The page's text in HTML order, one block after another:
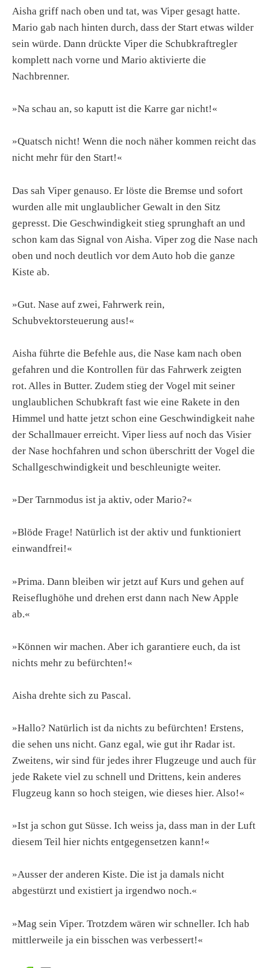
Aisha griff nach oben und tat, was Viper gesagt hatte.
Mario gab nach hinten durch, dass der Start etwas wilder
sein würde. Dann drückte Viper die Schubkraftregler
komplett nach vorne und Mario aktivierte die
Nachbrenner.
»Na schau an, so kaputt ist die Karre gar nicht!«
»Quatsch nicht! Wenn die noch näher kommen reicht das
nicht mehr für den Start!«
Das sah Viper genauso. Er löste die Bremse und sofort
wurden alle mit unglaublicher Gewalt in den Sitz
gepresst. Die Geschwindigkeit stieg sprunghaft an und
schon kam das Signal von Aisha. Viper zog die Nase nach
oben und noch deutlich vor dem Auto hob die ganze
Kiste ab.
»Gut. Nase auf zwei, Fahrwerk rein,
Schubvektorsteuerung aus!«
Aisha führte die Befehle aus, die Nase kam nach oben
gefahren und die Kontrollen für das Fahrwerk zeigten
rot. Alles in Butter. Zudem stieg der Vogel mit seiner
unglaublichen Schubkraft fast wie eine Rakete in den
Himmel und hatte jetzt schon eine Geschwindigkeit nahe
der Schallmauer erreicht. Viper liess auf noch das Visier
der Nase hochfahren und schon überschritt der Vogel die
Schallgeschwindigkeit und beschleunigte weiter.
»Der Tarnmodus ist ja aktiv, oder Mario?«
»Blöde Frage! Natürlich ist der aktiv und funktioniert
einwandfrei!«
»Prima. Dann bleiben wir jetzt auf Kurs und gehen auf
Reiseflughöhe und drehen erst dann nach New Apple
ab.«
»Können wir machen. Aber ich garantiere euch, da ist
nichts mehr zu befürchten!«
Aisha drehte sich zu Pascal.
»Hallo? Natürlich ist da nichts zu befürchten! Erstens,
die sehen uns nicht. Ganz egal, wie gut ihr Radar ist.
Zweitens, wir sind für jedes ihrer Flugzeuge und auch für
jede Rakete viel zu schnell und Drittens, kein anderes
Flugzeug kann so hoch steigen, wie dieses hier. Also!«
»Ist ja schon gut Süsse. Ich weiss ja, dass man in der Luft
diesem Teil hier nichts entgegensetzen kann!«
»Ausser der anderen Kiste. Die ist ja damals nicht
abgestürzt und existiert ja irgendwo noch.«
»Mag sein Viper. Trotzdem wären wir schneller. Ich hab
mittlerweile ja ein bisschen was verbessert!«